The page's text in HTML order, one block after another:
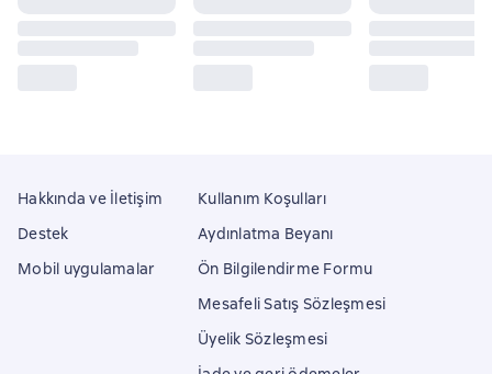
Hakkında ve İletişim
Destek
Mobil uygulamalar
Kullanım Koşulları
Aydınlatma Beyanı
Ön Bilgilendirme Formu
Mesafeli Satış Sözleşmesi
Üyelik Sözleşmesi